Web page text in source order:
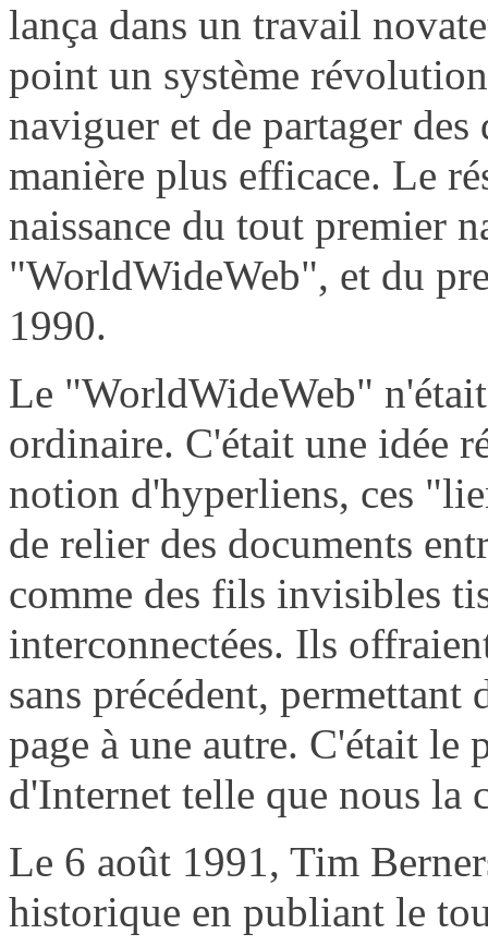
lança dans un travail
point un système
naviguer et de partager
manière plus efficace. Le
naissance du tout premier
"WorldWideWeb", et du
1990.
Le "WorldWideWeb"
ordinaire. C'était une idée
notion d'hyperliens, ces
de relier des documents
comme des fils invisibles
interconnectées. Ils
sans précédent, permettant
page à une autre. C'était
d'Internet telle que nous la
Le 6 août 1991, Tim
historique en publiant le